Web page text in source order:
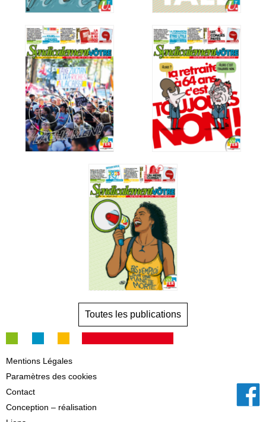
Toutes les publications
Mentions Légales
Paramètres des cookies
Contact
Conception – réalisation